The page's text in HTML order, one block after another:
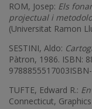
ROM, Josep: Els
projectual i
(Universitat Ramon
SESTINI, Aldo:
Pàtron, 1986. ISBN:
TUFTE, Edward R.:
Connecticut,